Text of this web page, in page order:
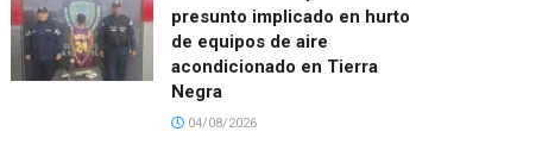
presunto implicado en hurto
de equipos de aire
acondicionado en Tierra
Negra
04/08/2026